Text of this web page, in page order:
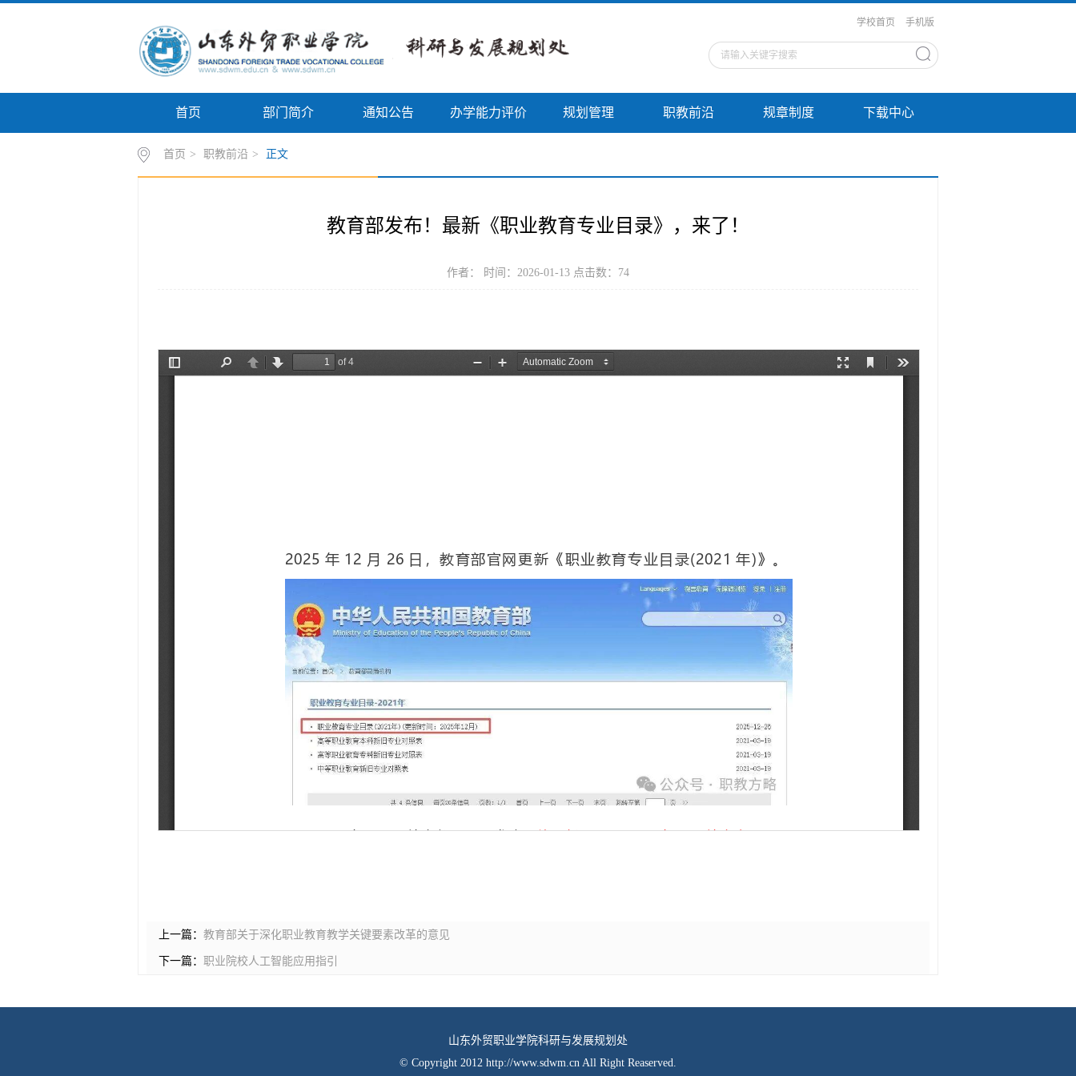
学校首页 手机版
首页 部门简介 通知公告 办学能力评价 规划管理 职教前沿 规章制度 下载中心
首页 > 职教前沿 > 正文
教育部发布！最新《职业教育专业目录》，来了！
作者： 时间：2026-01-13 点击数： 74
上一篇： 教育部关于深化职业教育教学关键要素改革的意见
下一篇： 职业院校人工智能应用指引
山东外贸职业学院科研与发展规划处
© Copyright 2012 http://www.sdwm.cn All Right Reaserved.